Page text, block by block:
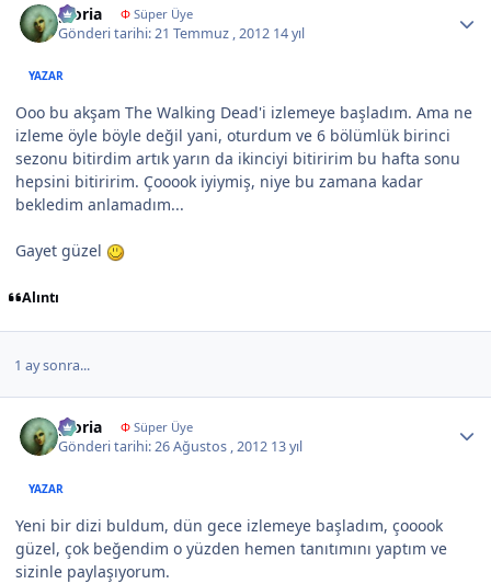
gloria ΦSüper Üye
Gönderi tarihi:21 Temmuz , 2012 14 yıl
YAZAR
Ooo bu akşam The Walking Dead'i izlemeye başladım. Ama ne
izleme öyle böyle değil yani, oturdum ve 6 bölümlük birinci
sezonu bitirdim artık yarın da ikinciyi bitiririm bu hafta sonu
hepsini bitiririm. Çooook iyiymiş, niye bu zamana kadar
bekledim anlamadım...
Gayet güzel
Alıntı
1 ay sonra...
gloria ΦSüper Üye
Gönderi tarihi:26 Ağustos , 2012 13 yıl
YAZAR
Yeni bir dizi buldum, dün gece izlemeye başladım, çooook
güzel, çok beğendim o yüzden hemen tanıtımını yaptım ve
sizinle paylaşıyorum.